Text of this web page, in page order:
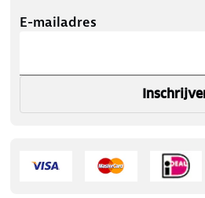
E-mailadres